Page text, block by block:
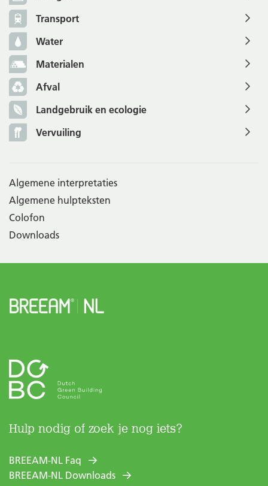
Transport
Water
Materialen
Afval
Landgebruik en ecologie
Vervuiling
Algemene interpretaties
Algemene hulpteksten
Colofon
Downloads
Hulp nodig of zoek je nog iets?
BREEAM-NL Faq
BREEAM-NL Downloads